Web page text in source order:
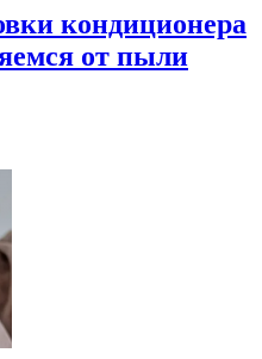
кондиционера
от пыли